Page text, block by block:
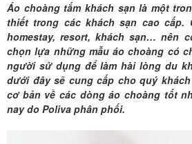
Áo choàng tắm khách sạn là một
thiết trong các khách sạn cao cấp.
homestay, resort, khách sạn… nên
chọn lựa những mẫu áo choàng có
người sử dụng để làm hài lòng du
dưới đây sẽ cung cấp cho quý
cơ bản về các dòng áo choàng tốt
nay do Poliva phân phối.